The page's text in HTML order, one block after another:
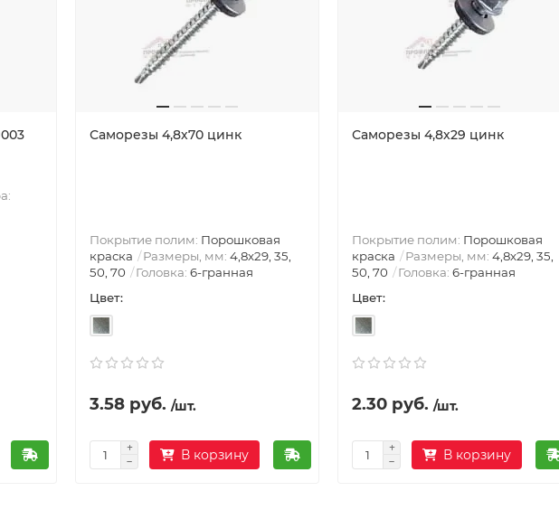
Саморезы 4,8х70 цинк
Покрытие полим: Порошковая
краска
Размеры, мм: 4,8х29, 35,
50, 70
Головка: 6-гранная
Цвет:
3.58 руб. /шт.
В корзину
Саморезы 4,8х29 цинк
Покрытие полим: Порошковая
краска
Размеры, мм: 4,8х29, 35,
50, 70
Головка: 6-гранная
Цвет:
2.30 руб. /шт.
В корзину